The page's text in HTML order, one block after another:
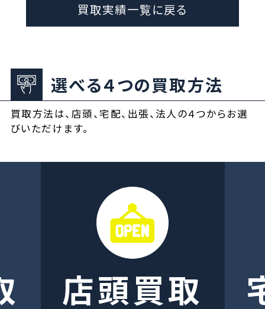
買取実績一覧に戻る
選べる４つの買取方法
買取方法は、店頭、宅配、出張、法人の４つからお選
びいただけます。
店頭買取